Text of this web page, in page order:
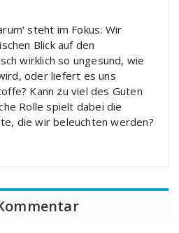
steht im Fokus: Wir
Blick auf den
wirklich so ungesund, wie
oder liefert es uns
Kann zu viel des Guten
Rolle spielt dabei die
die wir beleuchten werden?